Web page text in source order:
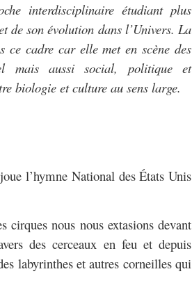
interdisciplinaire étudiant plus
de son évolution dans l’Univers. La
ce cadre car elle met en scène des
mais aussi social, politique et
biologie et culture au sens large.
l’hymne National des États Unis
cirques nous nous extasions devant
des cerceaux en feu et depuis
labyrinthes et autres corneilles qui